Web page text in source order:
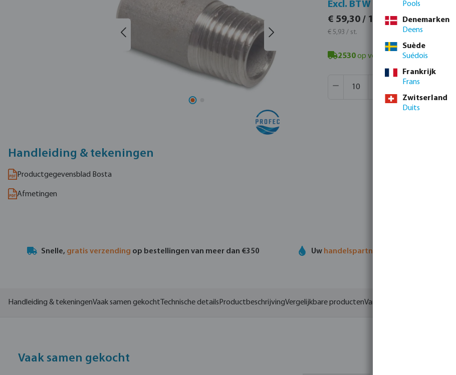
Handleiding & tekeningen
Productgegevensblad Bosta
Afmetingen
Excl. BTW
€ 59,30 / 10 st.
€ 5,93 / st.
€ 71,75
2530op voorraad in Veghel, NL -
Producthoeveelheid: Voer de
Verpakt per:
MSQ:
10 st.
Snelle, gratis verzending op bestellingen van meer dan €350 Uw handelspartner
Handleiding & tekeningenVaak samen gekocht Technische details ProductbeschrijvingVergelijkbare productenVarianten
Vaak samen gekocht
Pools
Denemarken
Deens
Suède
Suédois
Frankrijk
Frans
Zwitserland
Duits